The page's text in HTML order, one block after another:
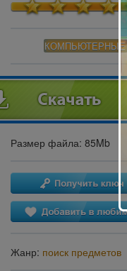
КОМПЬЮТЕРНЫЕ
Размер файла: 85Mb
Жанр: поиск предметов